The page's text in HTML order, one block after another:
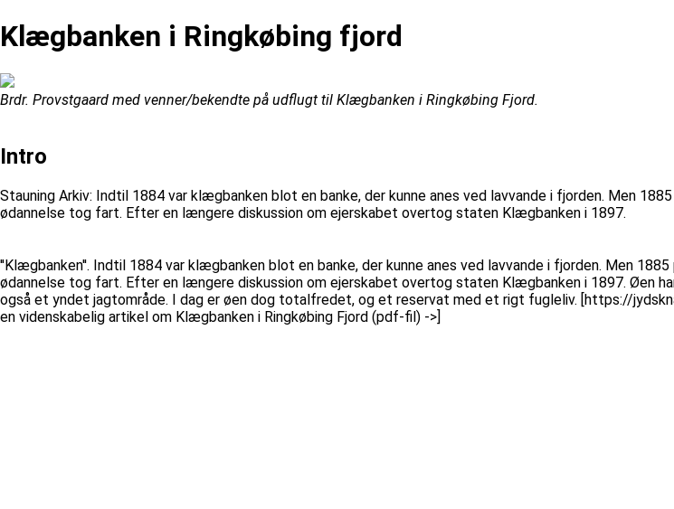
Klægbanken i Ringkøbing fjord
Brdr. Provstgaard med venner/bekendte på udflugt til Klægbanken i Ringkøbing Fjord.
Intro
Stauning Arkiv: Indtil 1884 var klægbanken blot en banke, der kunne anes ved lavvande i fjorden. Men
ødannelse tog fart. Efter en længere diskussion om ejerskabet overtog staten Klægbanken i 1897.
''Klægbanken''. Indtil 1884 var klægbanken blot en banke, der kunne anes ved lavvande i fjorden. Men
ødannelse tog fart. Efter en længere diskussion om ejerskabet overtog staten Klægbanken i 1897.
også et yndet jagtområde. I dag er øen dog totalfredet, og et reservat med et rigt fugleliv. [https://
en videnskabelig artikel om Klægbanken i Ringkøbing Fjord (pdf-fil) ->]